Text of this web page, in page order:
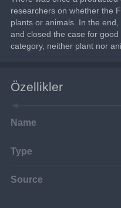
researchers on whether the
plants or animals. In the
and closed the case for
category, neither plant nor
Özellikler
Name
Type
Source